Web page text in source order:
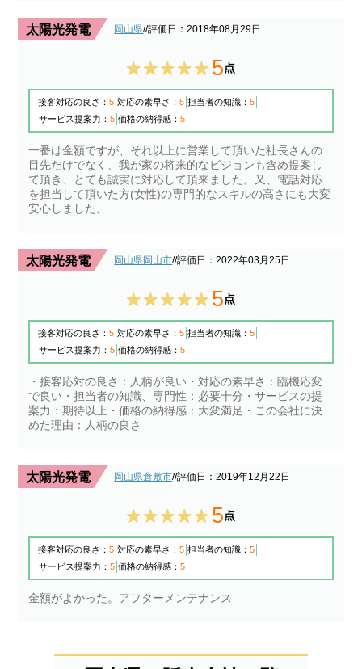
太陽光発電 岡山県//評価日：2018年08月29日
5点
接客対応の良さ：5 対応の素早さ：5 担当者の知識：5
サービス提案力：5 価格の納得感：5
一番は金額ですが、それ以上に営業して頂いた社長さんの
目先だけでなく、我が家の将来的なビジョンも含め提案し
て頂き、とても誠実に対応して頂来ました。又、電話対応
を担当して頂いた方(女性)の専門的なスキルの高さにも大変
安心しました。
太陽光発電 岡山県岡山市//評価日：2022年03月25日
5点
接客対応の良さ：5 対応の素早さ：5 担当者の知識：5
サービス提案力：5 価格の納得感：5
・接客応対の良さ：人柄が良い・対応の素早さ：臨機応変
で良い・担当者の知識、専門性：必要十分・サービスの提
案力：期待以上・価格の納得感：大変満足・この会社に決
めた理由：人柄の良さ
太陽光発電 岡山県倉敷市//評価日：2019年12月22日
5点
接客対応の良さ：5 対応の素早さ：5 担当者の知識：5
サービス提案力：5 価格の納得感：5
金額がよかった。アフターメンテナンス